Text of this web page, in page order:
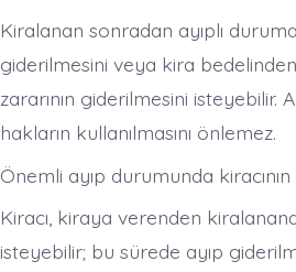
Kiralanan sonradan ayıplı
giderilmesini veya kira bedelinden
zararının giderilmesini
hakların kullanılmasını önlemez.
Önemli ayıp durumunda kiracının
Kiracı, kiraya verenden
isteyebilir; bu sürede ayıp